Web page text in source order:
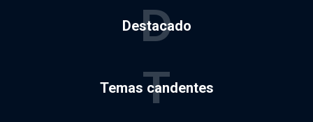
Destacado
D
Temas candentes
T